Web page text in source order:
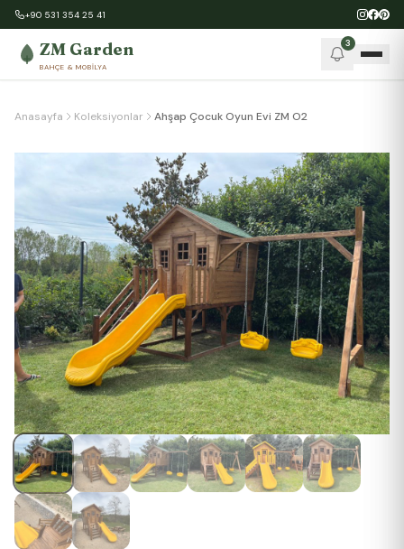
+90 531 354 25 41
ZM Garden
BAHÇE & MOBILYA
3
Anasayfa Koleksiyonlar Ahşap Çocuk Oyun Evi ZM O2